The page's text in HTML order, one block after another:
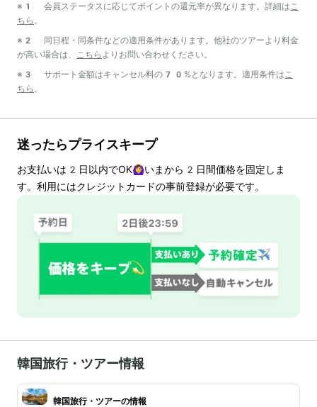
※1 会員ステータスに応じてポイントの還元率が異なります。詳細は こ
ちら 。
※2 同日程・同条件などの適用条件があります。他社のツアーより料金
が高い場合は、
こちら よりお問い合わせください。
※3 サポート金額はキャンセル料の70%となります。適用条件は こ
ちら 。
迷ったらプライスキープ
お支払いは 2 日以内でOK🙆‍♀️いまから 2 日間価格を固定しま
す。利用にはクレジットカードの事前登録が必要です。
韓国旅行・ツアー情報
韓国旅行・ツアーの情報